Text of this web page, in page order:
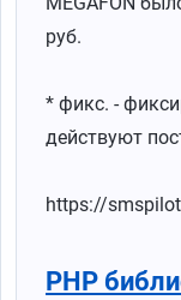
руб.
* фикс. -
действуют
https://
PHP